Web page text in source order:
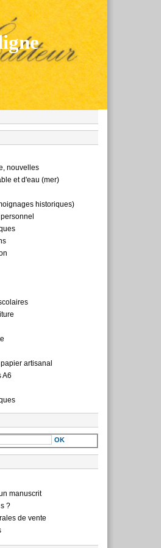
nouvelles
et d'eau (mer)
historiques)
artisanal
A6
manuscrit
?
de vente